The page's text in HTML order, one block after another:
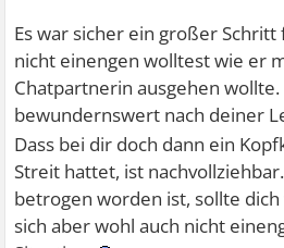
Es war sicher ein großer Schritt
nicht einengen wolltest wie er
Chatpartnerin ausgehen wollte.
bewundernswert nach deiner
Dass bei dir doch dann ein
Streit hattet, ist
betrogen worden ist, sollte
sich aber wohl auch nicht